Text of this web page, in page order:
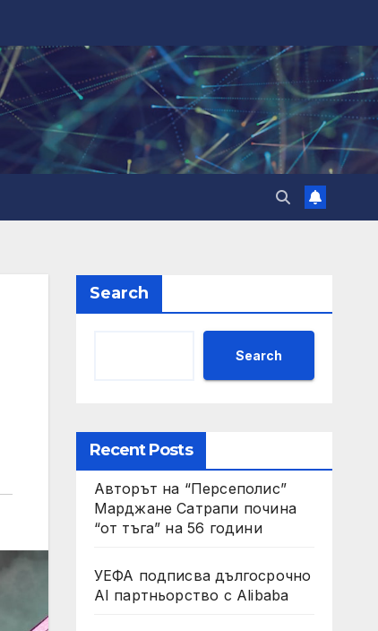
Search
Search
Recent Posts
Авторът на “Персеполис”
Марджане Сатрапи почина
“от тъга” на 56 години
УЕФА подписва дългосрочно
AI партньорство с Alibaba